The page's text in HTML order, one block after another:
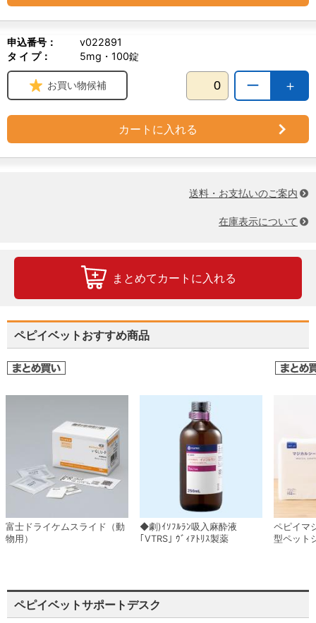
申込番号：
v022891
タ イ プ：
5mg・100錠
＋
ー
お買い物候補
カートに入れる
送料・お支払いのご案内
在庫表示について
まとめてカートに入れる
ペピイベットおすすめ商品
富士ドライケムスライド（動
物用）
◆劇)ｲｿﾌﾙﾗﾝ吸入麻酔液
｢VTRS｣ ｳﾞｨｱﾄﾘｽ製薬
ペピイマ
型ペット
ペピイベットサポートデスク